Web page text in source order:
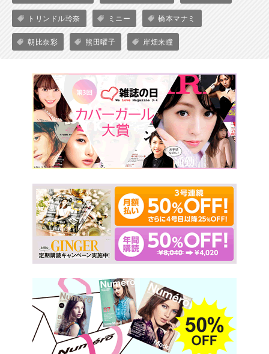
トリンドル玲奈 ミニー 橋本マナミ
朝比奈彩 熊田曜子 岸畑来瞳